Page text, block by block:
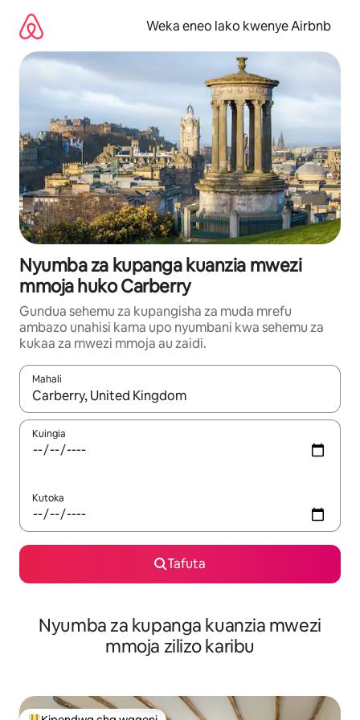
kwenda
kwenye
maudhui
Weka eneo lako kwenye Airbnb
Nyumba za kupanga kuanzia mwezi
mmoja huko Carberry
Gundua sehemu za kupangisha za muda mrefu
ambazo unahisi kama upo nyumbani kwa sehemu za
kukaa za mwezi mmoja au zaidi.
Mahali
Wakati matokeo yanapatikana, vinjari kwa kutumia vitufe vya
Kuingia
Kutoka
Tafuta
Nyumba za kupanga kuanzia mwezi
mmoja zilizo karibu